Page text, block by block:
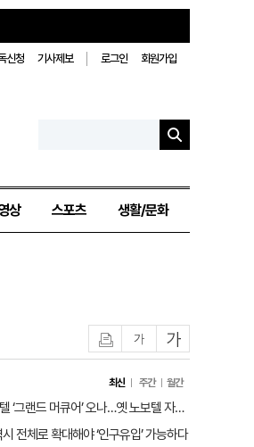
신청 기사제보 로그인 회원가입
상 스포츠 생활/문화
글자작게글자크게
최신 주간 월간
동성로에 글로벌 호텔 ‘그랜드 머큐어’ 오나…옛 노보텔 자리 사무실 개설
시 전체로 확대해야 ‘인구유입’ 가능하다